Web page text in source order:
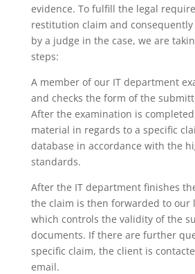
evidence. To fulfill the legal
restitution claim and
by a judge in the case, we are
steps:
A member of our IT department
and checks the form of the
After the examination is
material in regards to a specific
database in accordance with the
standards.
After the IT department finishes
the claim is then forwarded to our
which controls the validity of the
documents. If there are further
specific claim, the client is
email.